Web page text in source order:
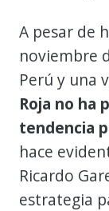
A pesar de
noviembre
Perú y una
Roja no ha
tendencia
hace
Ricardo
estrategia